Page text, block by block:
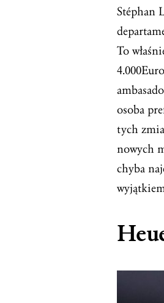
Stéphan
To
osoba
tych
nowych
chyba